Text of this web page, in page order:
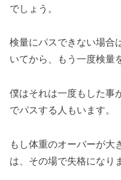
でしょう。
検量にパスできない場合
いてから、もう一度検量
僕はそれは一度もした事
でパスする人もいます。
もし体重のオーバーが大
は、その場で失格になり